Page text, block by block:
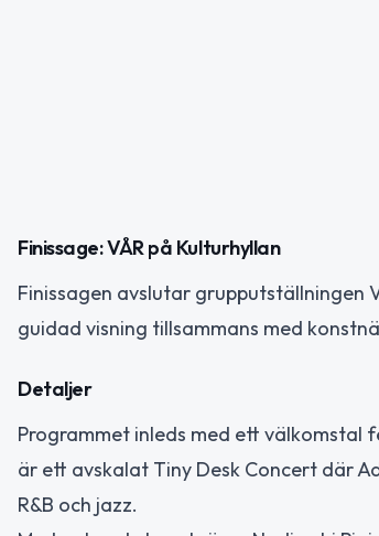
Finissage: VÅR på Kulturhyllan
Finissagen avslutar grupputställningen
guidad visning tillsammans med
Detaljer
Programmet inleds med ett välkomstal
är ett avskalat Tiny Desk Concert där
R&B och jazz.